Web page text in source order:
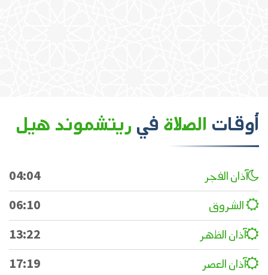
أوقات الصلاة في ريتشموند هيل
آذان الفجر
04:04
الشروق
06:10
آذان الظهر
13:22
آذان العصر
17:19